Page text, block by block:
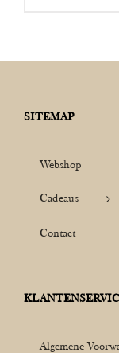
SITEMAP
Webshop
Cadeaus
Contact
Algemene